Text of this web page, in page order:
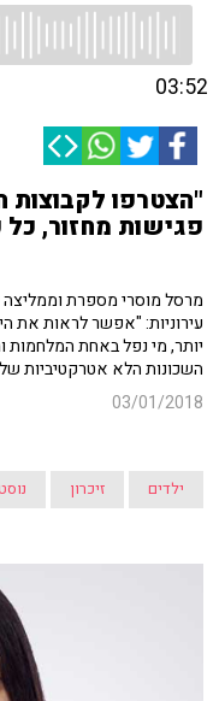
03:52
"הצטרפו
פגישות מחזור, כל
מרסל מוסרי מספרת וממליצה
עירוניות: "אפשר לראות את
יותר, מי נפל באחת
השכונות הלא אטרקטיביות
03/01/2018
ילדים זיכרון